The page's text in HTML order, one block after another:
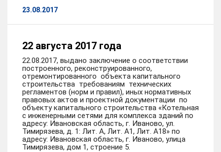
23.08.2017
22 августа 2017 года
22.08.2017, выдано заключение о соответствии
построенного, реконструированного,
отремонтированного объекта капитального
строительства требованиям технических
регламентов (норм и правил), иных нормативных
правовых актов и проектной документации по
объекту капитального строительства «Котельная
с инженерными сетями для комплекса зданий по
адресу: Ивановская область, г. Иваново, ул.
Тимирязева, д. 1: Лит. А, Лит. А1, Лит. А18» по
адресу: Ивановская область, г. Иваново, улица
Тимирязева, дом 1, строение 5.